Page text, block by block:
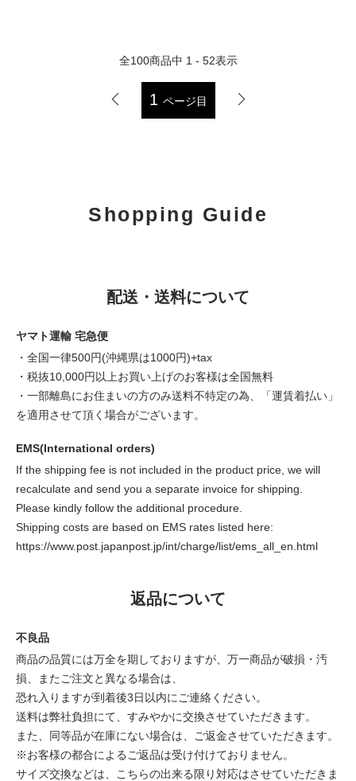
全100商品中 1 - 52表示
1 ページ目
Shopping Guide
配送・送料について
ヤマト運輸 宅急便
・全国一律500円(沖縄県は1000円)+tax
・税抜10,000円以上お買い上げのお客様は全国無料
・一部離島にお住まいの方のみ送料不特定の為、「運賃着払い」
を適用させて頂く場合がございます。
EMS(International orders)
If the shipping fee is not included in the product price, we will
recalculate and send you a separate invoice for shipping.
Please kindly follow the additional procedure.
Shipping costs are based on EMS rates listed here:
https://www.post.japanpost.jp/int/charge/list/ems_all_en.html
返品について
不良品
商品の品質には万全を期しておりますが、万一商品が破損・汚
損、またご注文と異なる場合は、
恐れ入りますが到着後3日以内にご連絡ください。
送料は弊社負担にて、すみやかに交換させていただきます。
また、同等品が在庫にない場合は、ご返金させていただきます。
※お客様の都合によるご返品は受け付けておりません。
サイズ交換などは、こちらの出来る限り対応はさせていただきま